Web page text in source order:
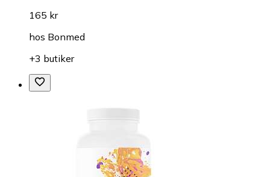
165 kr
hos Bonmed
+3 butiker